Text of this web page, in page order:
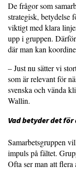
De frågor som
strategisk, betydelse
viktigt med klara
upp i gruppen.
där man kan
– Just nu sätter vi
som är relevant för
svenska och vända
Wallin.
Vad betyder det
Samarbetsgruppen
impuls på fältet.
Ofta ser man att